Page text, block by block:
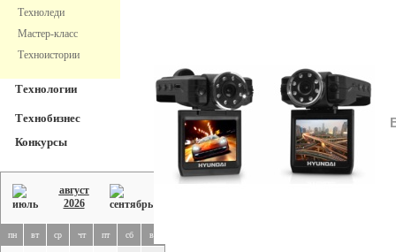
Техноледи
Мастер-класс
Техноистории
Технологии
Технобизнес
Конкурсы
август
2026
пн вт ср чт пт сб вс